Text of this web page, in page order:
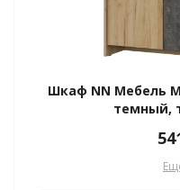
Шкаф NN Мебель
темный,